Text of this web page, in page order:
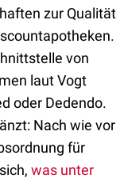
zur Qualität
von
laut Vogt
oder Dedendo.
Nach wie vor
für
was unter